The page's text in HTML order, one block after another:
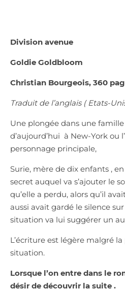
Division avenue
Goldie Goldbloom
Christian Bourgeois, 360
Traduit de l’anglais ( Etats-
Une plongée dans une
d’aujourd’hui à New-York ou
personnage principale,
Surie, mère de dix enfants ,
secret auquel va s’ajouter le
qu’elle a perdu, alors qu’il
aussi avait gardé le silence
situation va lui suggérer un
L’écriture est légère malgré
situation.
Lorsque l’on entre dans le
désir de découvrir la suite .